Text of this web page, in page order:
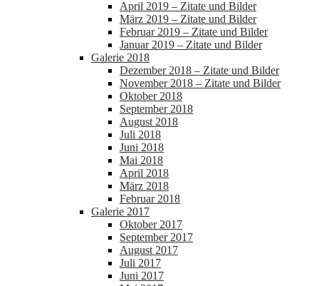
April 2019 – Zitate und Bilder
März 2019 – Zitate und Bilder
Februar 2019 – Zitate und Bilder
Januar 2019 – Zitate und Bilder
Galerie 2018
Dezember 2018 – Zitate und Bilder
November 2018 – Zitate und Bilder
Oktober 2018
September 2018
August 2018
Juli 2018
Juni 2018
Mai 2018
April 2018
März 2018
Februar 2018
Galerie 2017
Oktober 2017
September 2017
August 2017
Juli 2017
Juni 2017